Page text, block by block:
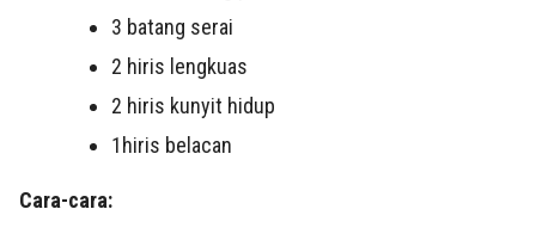
3 batang serai
2 hiris lengkuas
2 hiris kunyit hidup
1hiris belacan
Cara-cara: